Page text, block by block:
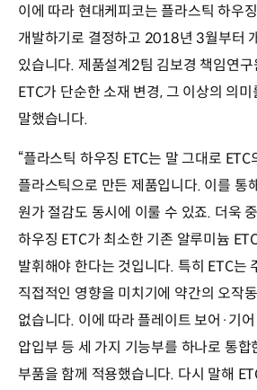
이에 따라 현대케피코는 플라스틱 하우
개발하기로 결정하고 2018년 3월부터
있습니다. 제품설계2팀 김보경 책임연
ETC가 단순한 소재 변경, 그 이상의 의
말했습니다.
“플라스틱 하우징 ETC는 말 그대로 ETC
플라스틱으로 만든 제품입니다. 이를 통
원가 절감도 동시에 이룰 수 있죠. 더욱
하우징 ETC가 최소한 기존 알루미늄
발휘해야 한다는 것입니다. 특히 ETC는
직접적인 영향을 미치기에 약간의 오작
없습니다. 이에 따라 플레이트 보어·기
압입부 등 세 가지 기능부를 하나로 통합
부품을 함께 적용했습니다. 다시 말해